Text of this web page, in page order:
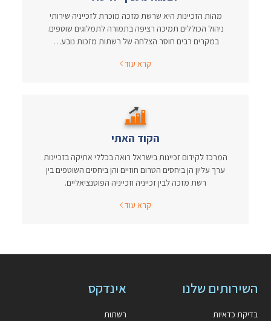
מהות הזכיינות היא שרשת מזכה מוכרת לזכייניה שירותי
ניהול הכוללים תמיכה רציפה בתמורה לתמלוגים שוטפים.
במקרים רבים חוסר הצלחה של רשתות מזכות נובע…
קרא עוד
הקוד האתי
המרכז לקידום זכיינות בישראל רואה בכללי אתיקה בזכיינות
ערך עליון הן ביחסים הטרום חוזיים והן ביחסים השוטפים בין
רשת מזכה לבין זכייניה וזכייניה הפוטנציאליים.
קרא עוד
השירותים שלנו
בדיקת כדאיות
אינדקס
רשתות